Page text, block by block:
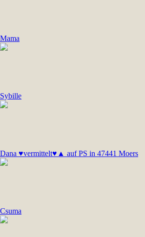
Mama
Sybille
Dana ♥vermittelt♥▲ auf PS in 47441 Moers
Csuma